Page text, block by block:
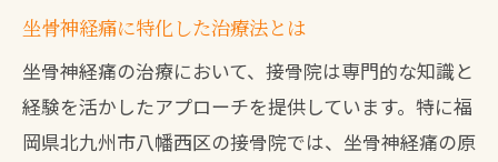
坐骨神経痛再発防止のための習慣
接骨院が提供する健康プログラム
生活を見直すためのセルフケア
身体づくりに役立つ運動法
坐骨神経痛に特化した治療法とは
坐骨神経痛の治療において、接骨院は専門的な知識と
経験を活かしたアプローチを提供しています。特に福
岡県北九州市八幡西区の接骨院では、坐骨神経痛の原